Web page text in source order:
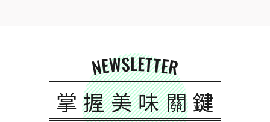
NEWSLETTER
掌握美味關鍵